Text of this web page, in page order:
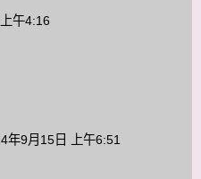
午4:16
年9月15日 上午6:51